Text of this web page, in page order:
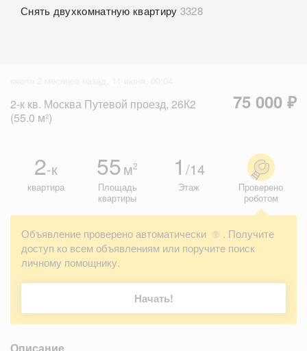
Снять двухкомнатную квартиру 3328
2-к кв. Москва Путевой проезд, 26К2
(55.0 м²)
75 000 ₽
2-к
квартира
55м2
Площадь
квартиры
1 /14
Этаж
Проверено
роботом
Объявление проверено автоматически ?
. Получите
доступ ко всем объявлениям или поручите поиск
личному помощнику.
Начать!